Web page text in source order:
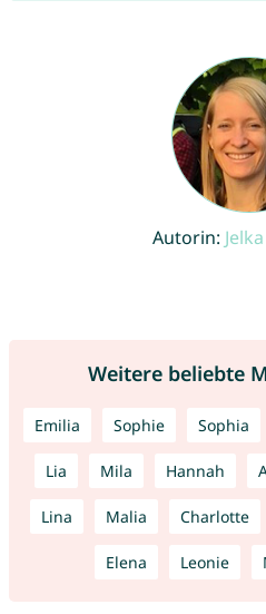
Autorin:
Weitere beliebte
Emilia Sophie Sophia
Lia Mila Hannah
Lina Malia Charlotte
Elena Leonie